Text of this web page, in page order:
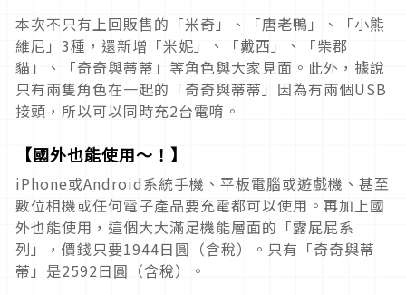
本次不只有上回販售的「米奇」、「唐老鴨」、「小熊
維尼」3種，還新增「米妮」、「戴西」、「柴郡
貓」、「奇奇與蒂蒂」等角色與大家見面。此外，據說
只有兩隻角色在一起的「奇奇與蒂蒂」因為有兩個USB
接頭，所以可以同時充2台電唷。
【國外也能使用～！】
iPhone或Android系統手機、平板電腦或遊戲機、甚至
數位相機或任何電子產品要充電都可以使用。再加上國
外也能使用，這個大大滿足機能層面的「露屁屁系
列」，價錢只要1944日圓（含稅）。只有「奇奇與蒂
蒂」是2592日圓（含稅）。